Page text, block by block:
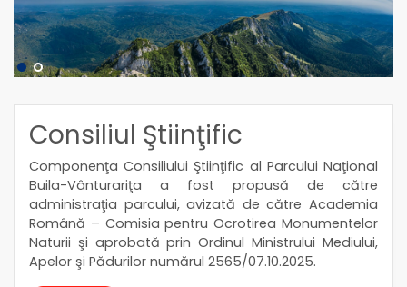
Consiliul Ştiinţific
Componenţa Consiliului Ştiinţific al Parcului Naţional
Buila-Vânturariţa a fost propusă de către
administraţia parcului, avizată de către Academia
Română – Comisia pentru Ocrotirea Monumentelor
Naturii şi aprobată prin Ordinul Ministrului Mediului,
Apelor şi Pădurilor numărul 2565/07.10.2025.